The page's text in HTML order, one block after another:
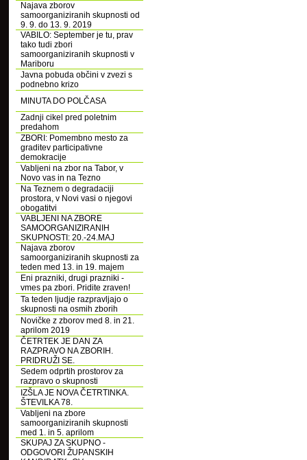
Najava zborov
samoorganiziranih skupnosti od
9. 9. do 13. 9. 2019
VABILO: September je tu, prav
tako tudi zbori
samoorganiziranih skupnosti v
Mariboru
Javna pobuda občini v zvezi s
podnebno krizo
MINUTA DO POLČASA
Zadnji cikel pred poletnim
predahom
ZBORI: Pomembno mesto za
graditev participativne
demokracije
Vabljeni na zbor na Tabor, v
Novo vas in na Tezno
Na Teznem o degradaciji
prostora, v Novi vasi o njegovi
obogatitvi
VABLJENI NA ZBORE
SAMOORGANIZIRANIH
SKUPNOSTI: 20.-24.MAJ
Najava zborov
samoorganiziranih skupnosti za
teden med 13. in 19. majem
Eni prazniki, drugi prazniki -
vmes pa zbori. Pridite zraven!
Ta teden ljudje razpravljajo o
skupnosti na osmih zborih
Novičke z zborov med 8. in 21.
aprilom 2019
ČETRTEK JE DAN ZA
RAZPRAVO NA ZBORIH.
PRIDRUŽI SE.
Sedem odprtih prostorov za
razpravo o skupnosti
IZŠLA JE NOVA ČETRTINKA.
ŠTEVILKA 78.
Vabljeni na zbore
samoorganiziranih skupnosti
med 1. in 5. aprilom
SKUPAJ ZA SKUPNO -
ODGOVORI ŽUPANSKIH